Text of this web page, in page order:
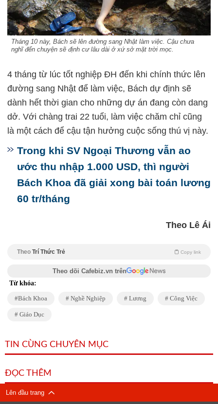
Tháng 10 này, Bách sẽ lên đường sang Nhật làm việc. Cậu chưa
nghĩ đến chuyện sẽ định cư lâu dài ở xứ sở mặt trời mọc.
4 tháng từ lúc tốt nghiệp ĐH đến khi chính thức lên
đường sang Nhật để làm việc, Bách dự định sẽ
dành hết thời gian cho những dự án đang còn dang
dở. Với chàng trai 22 tuổi, làm việc chăm chỉ cũng
là một cách để cậu tận hưởng cuộc sống thú vị này.
Trong khi SV Ngoại Thương vẫn ao
ước thu nhập 1.000 USD, thì người
Bách Khoa đã giải xong bài toán lương
60 tr/tháng
Theo Lê Ái
Theo Trí Thức Trẻ Copy link
Theo dõi Cafebiz.vn trên
Từ khóa:
Bách Khoa Nghề Nghiệp Lương Công Việc
Giáo Dục
TIN CÙNG CHUYÊN MỤC
ĐỌC THÊM
Lên đầu trang